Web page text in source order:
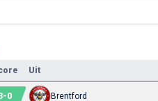
Uit
-0 Brentford